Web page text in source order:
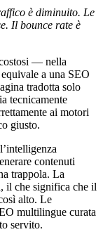
è diminuito. Le
Il bounce rate è
— nella
a una SEO
tradotta solo
tecnicamente
ai motori
giusto.
contenuti
trappola. La
il che significa che il
alto. Le
multilingue curata
servito.